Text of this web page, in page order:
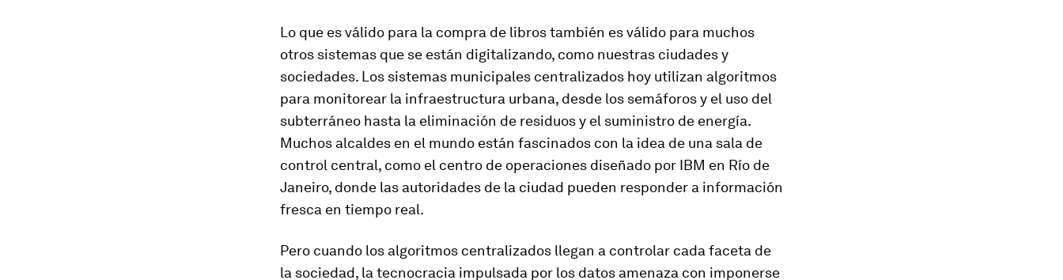
Lo que es válido para la compra de libros también es válido para muchos
otros sistemas que se están digitalizando, como nuestras ciudades y
sociedades. Los sistemas municipales centralizados hoy utilizan algoritmos
para monitorear la infraestructura urbana, desde los semáforos y el uso del
subterráneo hasta la eliminación de residuos y el suministro de energía.
Muchos alcaldes en el mundo están fascinados con la idea de una sala de
control central, como el centro de operaciones diseñado por IBM en Río de
Janeiro, donde las autoridades de la ciudad pueden responder a información
fresca en tiempo real.
Pero cuando los algoritmos centralizados llegan a controlar cada faceta de
la sociedad, la tecnocracia impulsada por los datos amenaza con imponerse